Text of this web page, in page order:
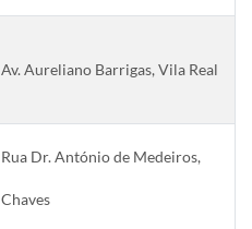
Av. Aureliano Barrigas, Vila Real
Rua Dr. António de Medeiros,
Chaves